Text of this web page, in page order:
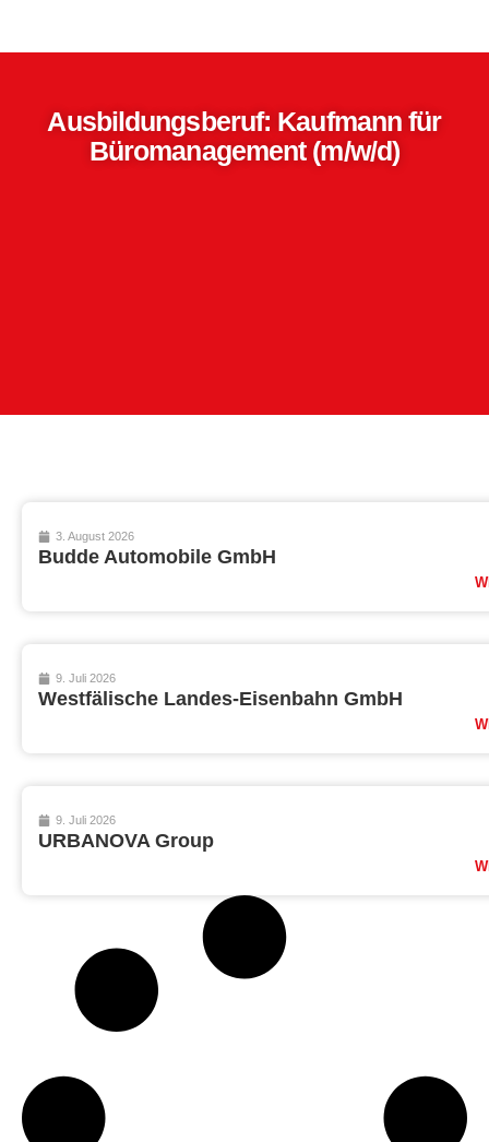
Ausbildungsberuf: Kaufmann für
Büromanagement (m/w/d)
3. August 2026
Budde Automobile GmbH
9. Juli 2026
Westfälische Landes-Eisenbahn GmbH
9. Juli 2026
URBANOVA Group